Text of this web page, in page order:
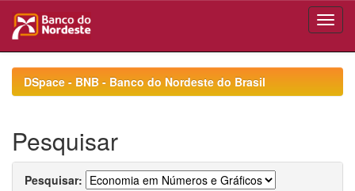
navigationDSpace - BNB - Banco do Nordeste do Brasil
Pesquisar
Pesquisar: